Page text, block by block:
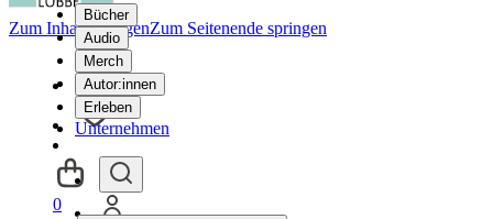
Bücher
Audio
Merch
Autor:innen
Erleben
Unternehmen
Zum Inhalt springenZum Seitenende springen
0